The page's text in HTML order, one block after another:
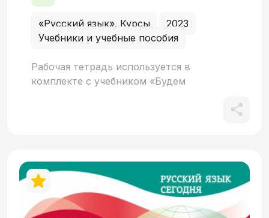
«Русский язык». Курсы
2023
Учебники и учебные пособия
Рабочая тетрадь используется в
комплекте с учебником «Будем
словарный запас и усвоить грамматику,
в процессе чтения и обсуждения
занимательных текстов, главным
образом – рассказов русских писателей